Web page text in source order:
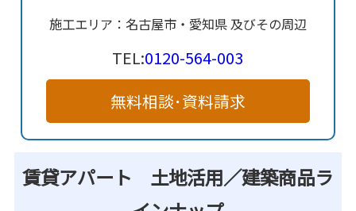
施工エリア：名古屋市・愛知県 及びその周辺
TEL:0120-564-003
無料相談･資料請求
賃貸アパート 土地活用／建築商品ラ